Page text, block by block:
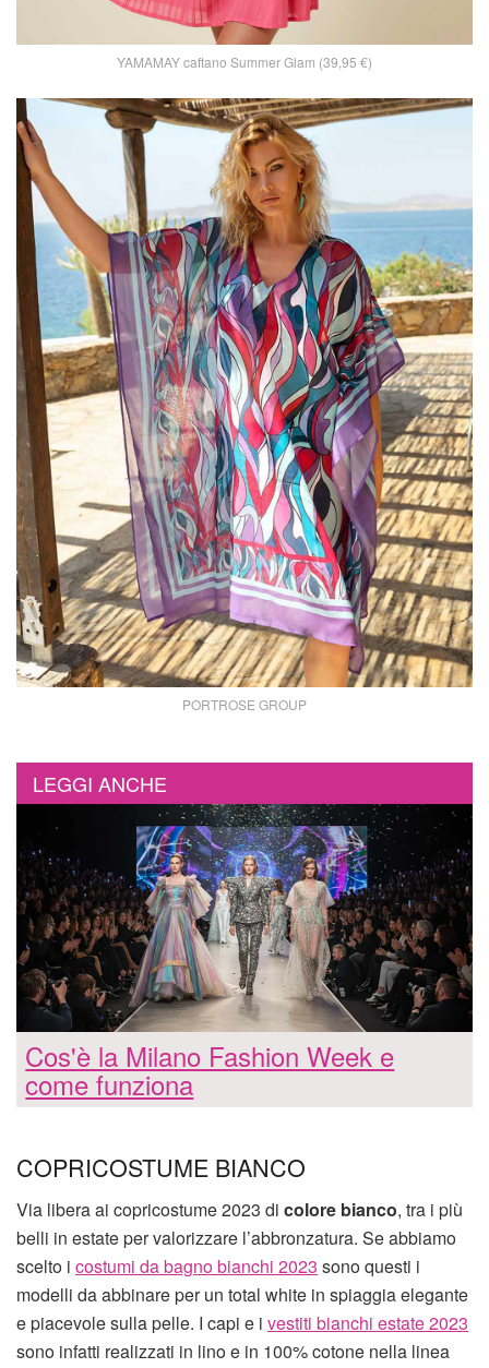
YAMAMAY caftano Summer Glam (39,95 €)
PORTROSE GROUP
LEGGI ANCHE
Cos'è la Milano Fashion Week e
come funziona
COPRICOSTUME BIANCO
Via libera ai copricostume 2023 di colore bianco, tra i più
belli in estate per valorizzare l’abbronzatura. Se abbiamo
scelto i costumi da bagno bianchi 2023 sono questi i
modelli da abbinare per un total white in spiaggia elegante
e piacevole sulla pelle. I capi e i vestiti bianchi estate 2023
sono infatti realizzati in lino e in 100% cotone nella linea